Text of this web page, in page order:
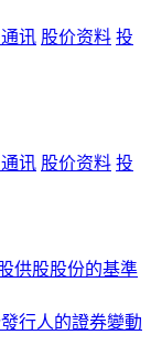
讯 股价资料 投
讯 股价资料 投
供股股份的基準
行人的證券變動